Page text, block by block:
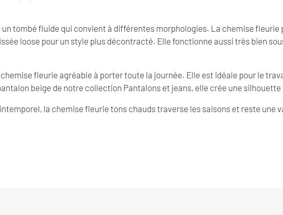
tombé fluide qui convient à différentes morphologies. La chemise
loose pour un style plus décontracté. Elle fonctionne aussi très bien
fleurie agréable à porter toute la journée. Elle est idéale pour le
beige de notre collection Pantalons et jeans, elle crée une
la chemise fleurie tons chauds traverse les saisons et reste une